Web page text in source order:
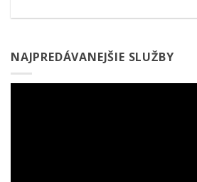
NAJPREDÁVANEJŠIE SLUŽBY